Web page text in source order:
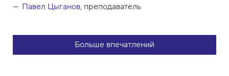
Павел Цыганов, преподаватель
Больше впечатлений